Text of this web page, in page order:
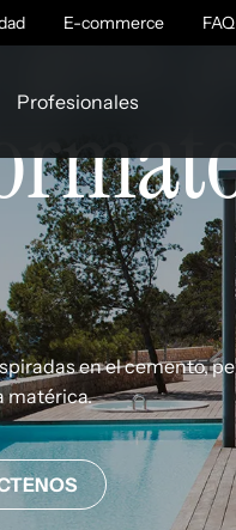
E-commerce FAQ
Profesionales
en el cemento,
matérica.